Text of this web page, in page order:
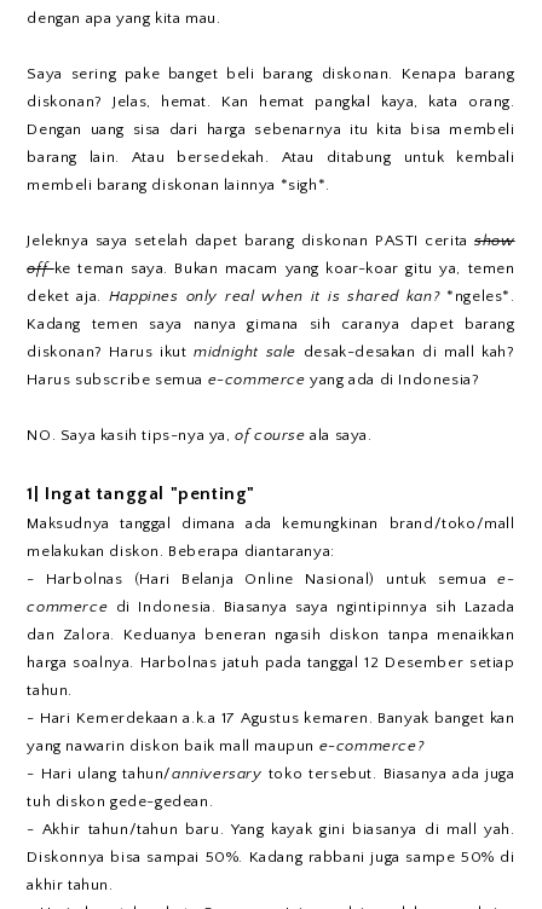
dengan apa yang kita mau.
Saya sering pake banget beli barang diskonan. Kenapa barang
diskonan? Jelas, hemat. Kan hemat pangkal kaya, kata orang.
Dengan uang sisa dari harga sebenarnya itu kita bisa membeli
barang lain. Atau bersedekah. Atau ditabung untuk kembali
membeli barang diskonan lainnya *sigh*.
Jeleknya saya setelah dapet barang diskonan PASTI ceritashow
offke teman saya. Bukan macam yang koar-koar gitu ya, temen
deket aja. Happines only real when it is shared kan?*ngeles*.
Kadang temen saya nanya gimana sih caranya dapet barang
diskonan? Harus ikutmidnight sale desak-desakan di mall kah?
Harus subscribe semua e-commerceyang ada di Indonesia?
NO. Saya kasih tips-nya ya,of courseala saya.
1| Ingat tanggal "penting"
Maksudnya tanggal dimana ada kemungkinan brand/toko/mall
melakukan diskon. Beberapa diantaranya:
- Harbolnas (Hari Belanja Online Nasional) untuk semuae-
commerce di Indonesia. Biasanya saya ngintipinnya sih Lazada
dan Zalora. Keduanya beneran ngasih diskon tanpa menaikkan
harga soalnya. Harbolnas jatuh pada tanggal 12 Desember setiap
tahun.
- Hari Kemerdekaan a.k.a 17 Agustus kemaren. Banyak banget kan
yang nawarin diskon baik mall maupun e-commerce?
- Hari ulang tahun/anniversary toko tersebut. Biasanya ada juga
tuh diskon gede-gedean.
- Akhir tahun/tahun baru. Yang kayak gini biasanya di mall yah.
Diskonnya bisa sampai 50%. Kadang rabbani juga sampe 50% di
akhir tahun.